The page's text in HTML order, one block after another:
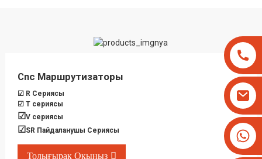
Cnc Маршрутизаторы
☑ R Сериясы
☑ T сериясы
☑V сериясы
☑ SR Пайдаланушы Сериясы
Толығырақ Оқыңыз